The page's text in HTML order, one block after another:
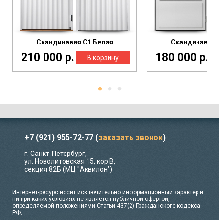
Скандинавия С1 Белая
210 000 р.
Скандинавия
180 000 р.
+7 (921) 955-72-77 (заказать звонок)
г. Санкт-Петербург,
ул. Новолитовская 15, кор В,
секция 82Б (МЦ "Аквилон")
Интернет-ресурс носит исключительно информационный характер и
ни при каких условиях не является публичной офертой,
определяемой положениями Статьи 437(2) Гражданского кодекса
РФ.